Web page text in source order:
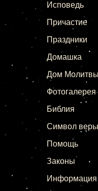
Исповедь
Причастие
Праздники
Домашка
Дом Молитвы
Фотогалерея
Библия
Символ веры
Помощь
Законы
Информация